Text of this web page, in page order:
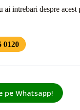
ai intrebari despre acest
0120
pe Whatsapp!